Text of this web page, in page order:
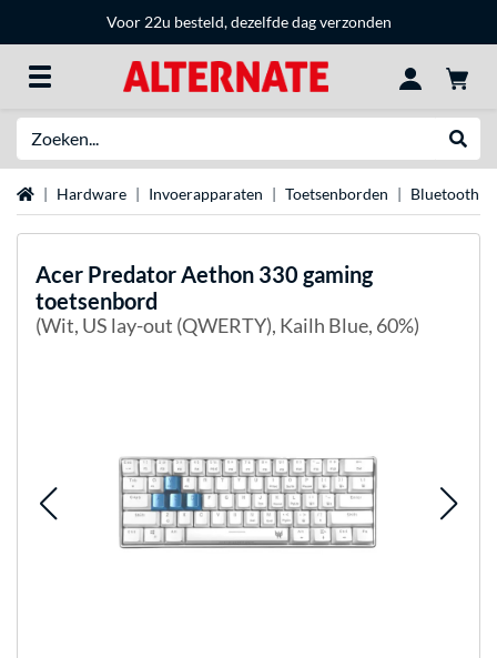
Voor 22u besteld, dezelfde dag verzonden
Home Hardware Invoerapparaten Toetsenborden Bluetooth
Acer Predator Aethon 330 gaming
toetsenbord
(Wit, US lay-out (QWERTY), Kailh Blue, 60%)